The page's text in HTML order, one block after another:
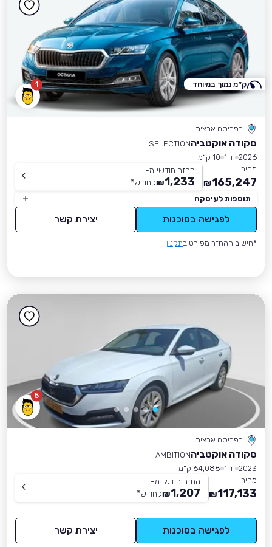
1
בפריסה ארצית
סקודה אוקטביהSELECTION
2026 יד 1
10 ק״מ
מחיר
165,247
₪
החזר חודשי מ-
1,233
₪לחודש*
תוספות לעיסקה
לפגישה בסוכנות יצירת קשר
*חישוב ההחזר מפורט בתקנון
ק״מ נמוך במיוחד
5
בפריסה ארצית
סקודה אוקטביהAMBITION
2023 יד 1
64,088 ק״מ
מחיר
117,133
₪
החזר חודשי מ-
1,207
₪לחודש*
לפגישה בסוכנות יצירת קשר